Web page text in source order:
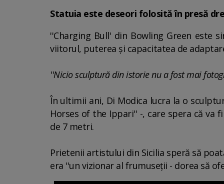
Statuia este deseori folosită în presă
''Charging Bull' din Bowling Green este
viitorul, puterea şi capacitatea de
''Nicio sculptură din istorie nu a fost mai
În ultimii ani, Di Modica lucra la o
Horses of the Ippari'' -, care spera că
de 7 metri.
Prietenii artistului din Sicilia speră să
era ''un vizionar al frumuseţii - dorea să